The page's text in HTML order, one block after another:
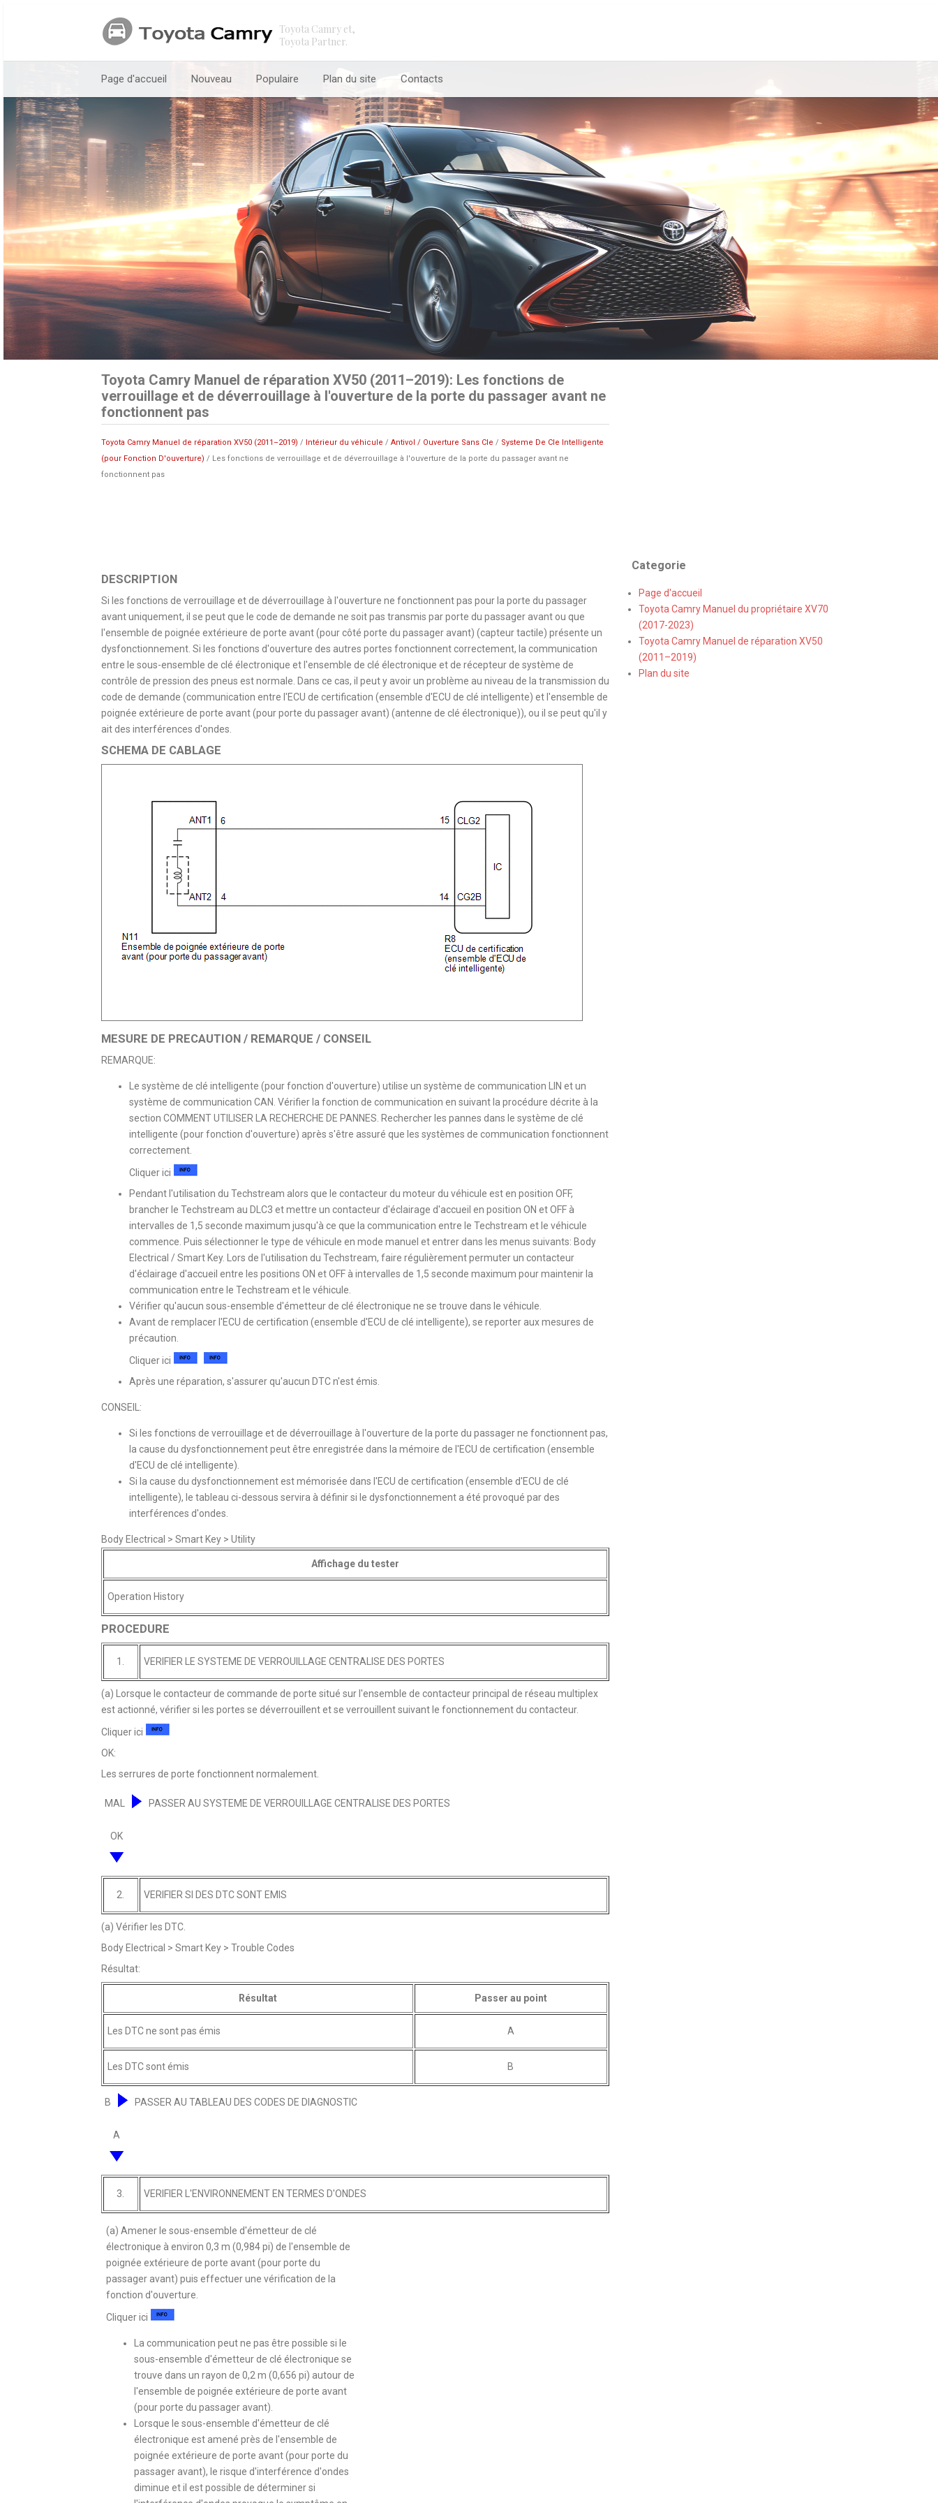
Toyota Camry et,
Toyota Partner.
Page d'accueil Nouveau Populaire Plan du site Contacts
Toyota Camry Manuel de réparation XV50 (2011–2019): Les fonctions de
verrouillage et de déverrouillage à l'ouverture de la porte du passager avant ne
fonctionnent pas
Toyota Camry Manuel de réparation XV50 (2011–2019) / Intérieur du véhicule / Antivol / Ouverture Sans Cle / Systeme De Cle Intelligente
(pour Fonction D'ouverture) / Les fonctions de verrouillage et de déverrouillage à l'ouverture de la porte du passager avant ne
fonctionnent pas
DESCRIPTION
Si les fonctions de verrouillage et de déverrouillage à l'ouverture ne fonctionnent pas pour la porte du passager
avant uniquement, il se peut que le code de demande ne soit pas transmis par porte du passager avant ou que
l'ensemble de poignée extérieure de porte avant (pour côté porte du passager avant) (capteur tactile) présente un
dysfonctionnement. Si les fonctions d'ouverture des autres portes fonctionnent correctement, la communication
entre le sous-ensemble de clé électronique et l'ensemble de clé électronique et de récepteur de système de
contrôle de pression des pneus est normale. Dans ce cas, il peut y avoir un problème au niveau de la transmission du
code de demande (communication entre l'ECU de certification (ensemble d'ECU de clé intelligente) et l'ensemble de
poignée extérieure de porte avant (pour porte du passager avant) (antenne de clé électronique)), ou il se peut qu'il y
ait des interférences d'ondes.
SCHEMA DE CABLAGE
MESURE DE PRECAUTION / REMARQUE / CONSEIL
REMARQUE:
Le système de clé intelligente (pour fonction d'ouverture) utilise un système de communication LIN et un
système de communication CAN. Vérifier la fonction de communication en suivant la procédure décrite à la
section COMMENT UTILISER LA RECHERCHE DE PANNES. Rechercher les pannes dans le système de clé
intelligente (pour fonction d'ouverture) après s'être assuré que les systèmes de communication fonctionnent
correctement.
Cliquer ici
Pendant l'utilisation du Techstream alors que le contacteur du moteur du véhicule est en position OFF,
brancher le Techstream au DLC3 et mettre un contacteur d'éclairage d'accueil en position ON et OFF à
intervalles de 1,5 seconde maximum jusqu'à ce que la communication entre le Techstream et le véhicule
commence. Puis sélectionner le type de véhicule en mode manuel et entrer dans les menus suivants: Body
Electrical / Smart Key. Lors de l'utilisation du Techstream, faire régulièrement permuter un contacteur
d'éclairage d'accueil entre les positions ON et OFF à intervalles de 1,5 seconde maximum pour maintenir la
communication entre le Techstream et le véhicule.
Vérifier qu'aucun sous-ensemble d'émetteur de clé électronique ne se trouve dans le véhicule.
Avant de remplacer l'ECU de certification (ensemble d'ECU de clé intelligente), se reporter aux mesures de
précaution.
Cliquer ici
Après une réparation, s'assurer qu'aucun DTC n'est émis.
CONSEIL:
Si les fonctions de verrouillage et de déverrouillage à l'ouverture de la porte du passager ne fonctionnent pas,
la cause du dysfonctionnement peut être enregistrée dans la mémoire de l'ECU de certification (ensemble
d'ECU de clé intelligente).
Si la cause du dysfonctionnement est mémorisée dans l'ECU de certification (ensemble d'ECU de clé
intelligente), le tableau ci-dessous servira à définir si le dysfonctionnement a été provoqué par des
interférences d'ondes.
Body Electrical > Smart Key > Utility
Affichage du tester
Operation History
PROCEDURE
1. VERIFIER LE SYSTEME DE VERROUILLAGE CENTRALISE DES PORTES
(a) Lorsque le contacteur de commande de porte situé sur l'ensemble de contacteur principal de réseau multiplex
est actionné, vérifier si les portes se déverrouillent et se verrouillent suivant le fonctionnement du contacteur.
Cliquer ici
OK:
Les serrures de porte fonctionnent normalement.
MAL PASSER AU SYSTEME DE VERROUILLAGE CENTRALISE DES PORTES
OK
2. VERIFIER SI DES DTC SONT EMIS
(a) Vérifier les DTC.
Body Electrical > Smart Key > Trouble Codes
Résultat:
Résultat Passer au point
Les DTC ne sont pas émis A
Les DTC sont émis B
B PASSER AU TABLEAU DES CODES DE DIAGNOSTIC
A
3. VERIFIER L'ENVIRONNEMENT EN TERMES D'ONDES
(a) Amener le sous-ensemble d'émetteur de clé
électronique à environ 0,3 m (0,984 pi) de l'ensemble de
poignée extérieure de porte avant (pour porte du
passager avant) puis effectuer une vérification de la
fonction d'ouverture.
Cliquer ici
La communication peut ne pas être possible si le
sous-ensemble d'émetteur de clé électronique se
trouve dans un rayon de 0,2 m (0,656 pi) autour de
l'ensemble de poignée extérieure de porte avant
(pour porte du passager avant).
Lorsque le sous-ensemble d'émetteur de clé
électronique est amené près de l'ensemble de
poignée extérieure de porte avant (pour porte du
passager avant), le risque d'interférence d'ondes
diminue et il est possible de déterminer si
Categorie
Page d'accueil
Toyota Camry Manuel du propriétaire XV70
(2017-2023)
Toyota Camry Manuel de réparation XV50
(2011–2019)
Plan du site